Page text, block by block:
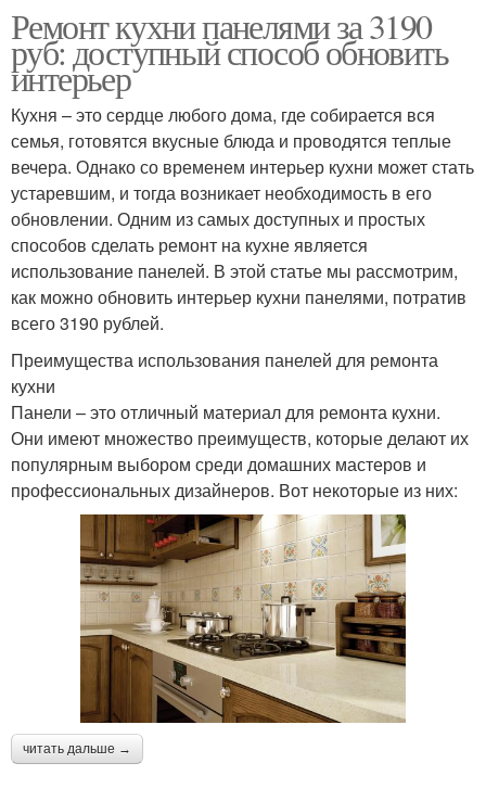
Ремонт кухни панелями за 3190
руб: доступный способ обновить
интерьер
Кухня – это сердце любого дома, где собирается вся
семья, готовятся вкусные блюда и проводятся теплые
вечера. Однако со временем интерьер кухни может стать
устаревшим, и тогда возникает необходимость в его
обновлении. Одним из самых доступных и простых
способов сделать ремонт на кухне является
использование панелей. В этой статье мы рассмотрим,
как можно обновить интерьер кухни панелями, потратив
всего 3190 рублей.
Преимущества использования панелей для ремонта
кухни
Панели – это отличный материал для ремонта кухни.
Они имеют множество преимуществ, которые делают их
популярным выбором среди домашних мастеров и
профессиональных дизайнеров. Вот некоторые из них:
читать дальше →